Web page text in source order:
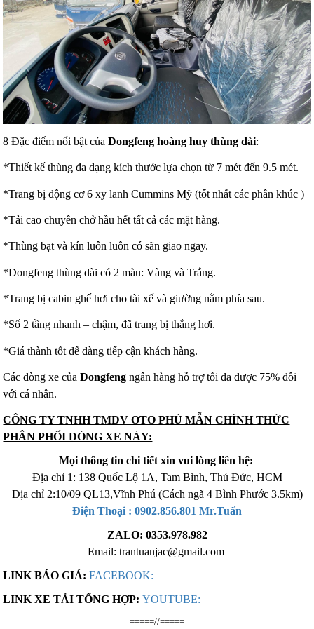
8 Đặc điểm nổi bật củaDongfeng hoàng huy thùng dài:
*Thiết kế thùng đa dạng kích thước lựa chọn từ 7 mét đến 9.5 mét.
*Trang bị động cơ 6 xy lanh Cummins Mỹ (tốt nhất các phân khúc )
*Tải cao chuyên chở hầu hết tất cả các mặt hàng.
*Thùng bạt và kín luôn luôn có sãn giao ngay.
*Dongfeng thùng dài có 2 màu: Vàng và Trắng.
*Trang bị cabin ghế hơi cho tài xế và giường nằm phía sau.
*Số 2 tầng nhanh – chậm, đã trang bị thắng hơi.
*Giá thành tốt dể dàng tiếp cận khách hàng.
Các dòng xe củaDongfeng ngân hàng hỗ trợ tối đa được 75% đồi
với cá nhân.
CÔNG TY TNHH TMDV OTO PHÚ MẪN CHÍNH THỨC
PHÂN PHỐI DÒNG XE NÀY:
Mọi thông tin chi tiết xin vui lòng liên hệ:
Địa chỉ 1: 138 Quốc Lộ 1A, Tam Bình, Thủ Đức, HCM
Địa chỉ 2:10/09 QL13,Vĩnh Phú (Cách ngã 4 Bình Phước 3.5km)
Điện Thoại : 0902.856.801 Mr.Tuấn
ZALO: 0353.978.982
Email: trantuanjac@gmail.com
LINK BÁO GIÁ: FACEBOOK:
LINK XE TẢI TỔNG HỢP: YOUTUBE:
=====//=====